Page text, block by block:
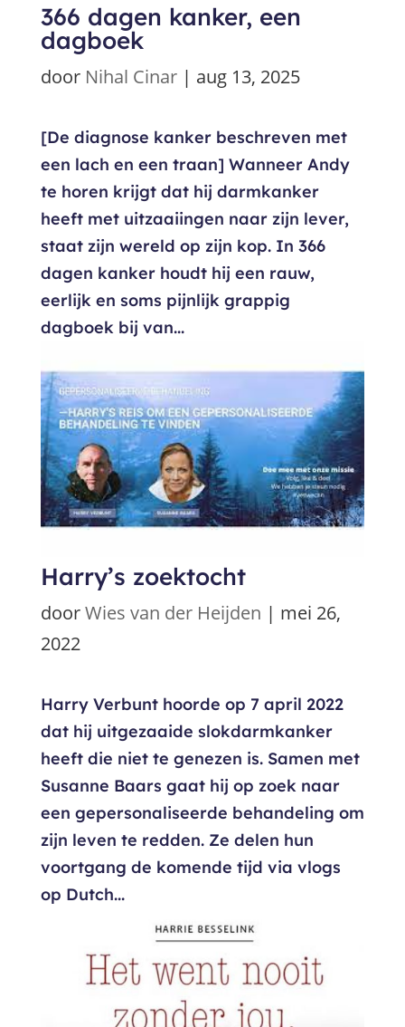
366 dagen kanker, een
dagboek
door Nihal Cinar| aug 13, 2025
[De diagnose kanker beschreven met
een lach en een traan] Wanneer Andy
te horen krijgt dat hij darmkanker
heeft met uitzaaiingen naar zijn lever,
staat zijn wereld op zijn kop. In 366
dagen kanker houdt hij een rauw,
eerlijk en soms pijnlijk grappig
dagboek bij van...
Harry’s zoektocht
doorWies van der Heijden | mei 26,
2022
Harry Verbunt hoorde op 7 april 2022
dat hij uitgezaaide slokdarmkanker
heeft die niet te genezen is. Samen met
Susanne Baars gaat hij op zoek naar
een gepersonaliseerde behandeling om
zijn leven te redden. Ze delen hun
voortgang de komende tijd via vlogs
op Dutch...